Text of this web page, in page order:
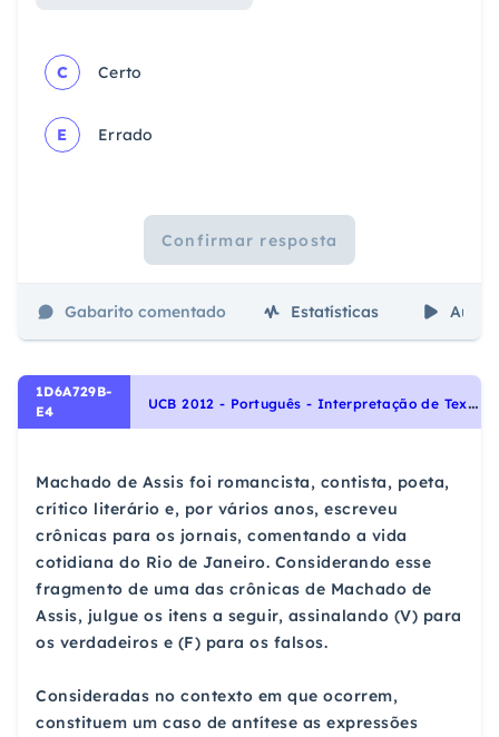
C Certo
E Errado
Confirmar resposta
Gabarito comentado Estatísticas Aulas
1D6A729B-
E4
U
CB 2012 - Português - Interpretação de Textos, Figuras de Linguagem
Machado de Assis foi romancista, contista, poeta,
crítico literário e, por vários anos, escreveu
crônicas para os jornais, comentando a vida
cotidiana do Rio de Janeiro. Considerando esse
fragmento de uma das crônicas de Machado de
Assis, julgue os itens a seguir, assinalando (V) para
os verdadeiros e (F) para os falsos.
Consideradas no contexto em que ocorrem,
constituem um caso de antítese as expressões